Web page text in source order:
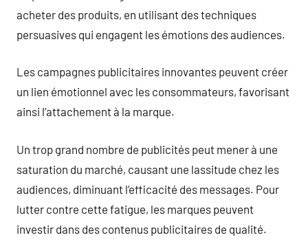
acheter des produits, en utilisant des techniques
persuasives qui engagent les émotions des audiences.
Les campagnes publicitaires innovantes peuvent créer
un lien émotionnel avec les consommateurs, favorisant
ainsi l’attachement à la marque.
Un trop grand nombre de publicités peut mener à une
saturation du marché, causant une lassitude chez les
audiences, diminuant l’efficacité des messages. Pour
lutter contre cette fatigue, les marques peuvent
investir dans des contenus publicitaires de qualité.